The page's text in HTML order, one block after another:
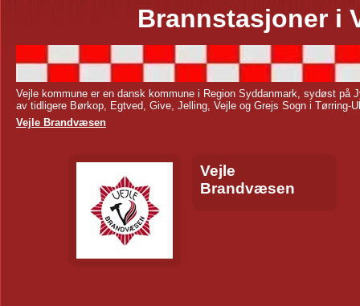
Brannstasjoner i
Vejle kommune er en dansk kommune i Region Syddanmark, sydøst på
av tidligere Børkop, Egtved, Give, Jelling, Vejle og Grejs Sogn i Tørring-
Vejle Brandvæsen
Vejle
Brandvæsen